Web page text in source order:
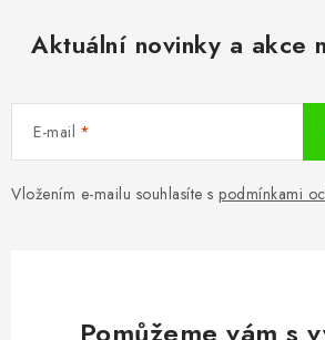
Aktuální novinky a akce
E-mail
Vložením e-mailu souhlasíte s podmínkami